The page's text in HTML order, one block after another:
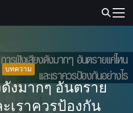
บทความ
งมากๆ อันตราย
เราควรป้องกัน